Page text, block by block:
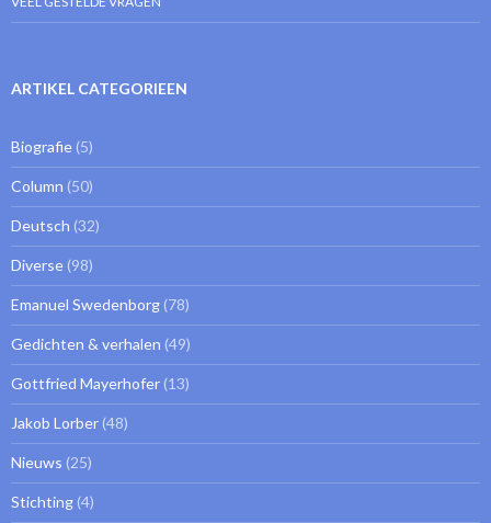
ARTIKEL CATEGORIEEN
Biografie (5)
Column (50)
Deutsch (32)
Diverse (98)
Emanuel Swedenborg (78)
Gedichten & verhalen (49)
Gottfried Mayerhofer (13)
Jakob Lorber (48)
Nieuws (25)
Stichting (4)